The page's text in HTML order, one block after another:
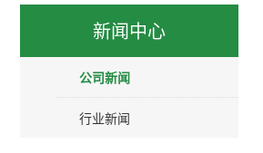
新闻中心
公司新闻
行业新闻